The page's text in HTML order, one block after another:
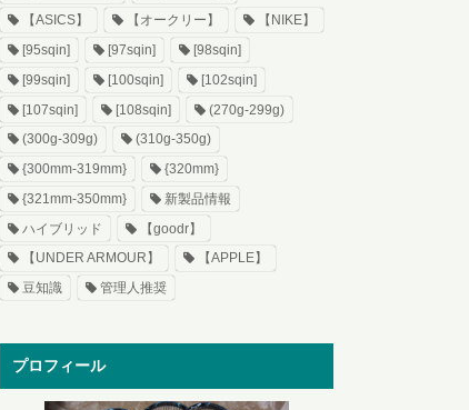
【ASICS】
【オークリー】
【NIKE】
[95sqin]
[97sqin]
[98sqin]
[99sqin]
[100sqin]
[102sqin]
[107sqin]
[108sqin]
(270g-299g)
(300g-309g)
(310g-350g)
{300mm-319mm}
{320mm}
{321mm-350mm}
新製品情報
ハイブリッド
【goodr】
【UNDER ARMOUR】
【APPLE】
豆知識
管理人推奨
プロフィール